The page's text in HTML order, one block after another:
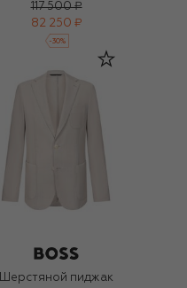
117 500 ₽
82 250 ₽
-30%
Шерстяной пиджак